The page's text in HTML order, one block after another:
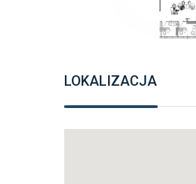
LOKALIZACJA